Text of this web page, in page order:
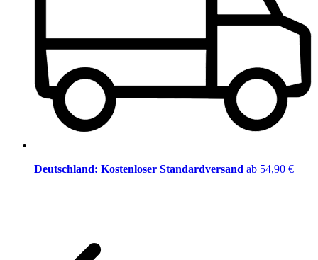
Deutschland: Kostenloser Standardversand ab 54,90 €